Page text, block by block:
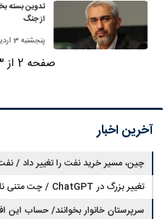
تدوین بسته
از جنگ
پنجشنبه 3 اردیبهشت 1405
صفحه 2 از 3
آخرین اخبار
چین، مسیر خرید نفت را تغییر داد /
تغییر بزرگ در ChatGPT / چت متنی نامحدود و رایگان
سرپرستان خانوار بخوانند/ حساب این افراد ۴ میلیون تومان